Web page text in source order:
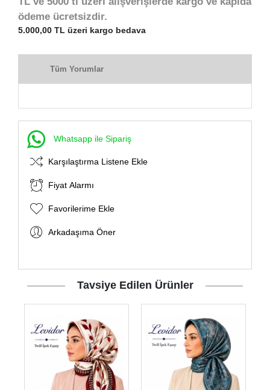
ödeme ücretsizdir.
5.000,00 TL üzeri kargo bedava
Tüm Yorumlar
Whatsapp ile Sipariş
Karşılaştırma Listene Ekle
Fiyat Alarmı
Favorilerime Ekle
Arkadaşıma Öner
Tavsiye Edilen Ürünler